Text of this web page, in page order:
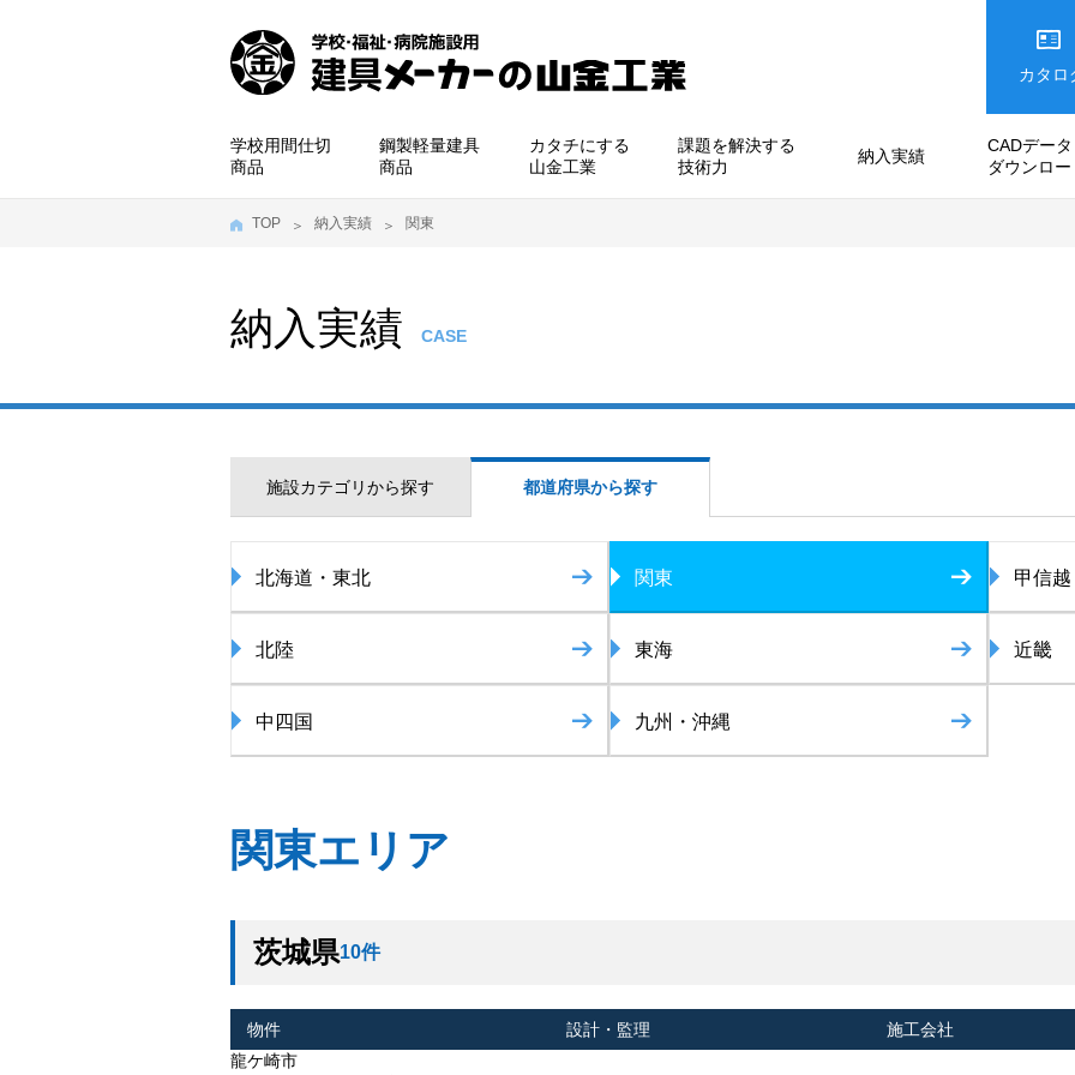
カタロ
学校用間仕切
商品
鋼製軽量建具
商品
カタチにする
山金工業
課題を解決する
技術力
納入実績
CADデータ
ダウンロ
TOP 納入実績 関東
納入実績 CASE
施設カテゴリから探す 都道府県から探す
北海道・東北 関東 甲信越
北陸 東海 近畿
中四国 九州・沖縄
関東エリア
茨城県10件
物件 設計・監理
施工会社
龍ケ崎市